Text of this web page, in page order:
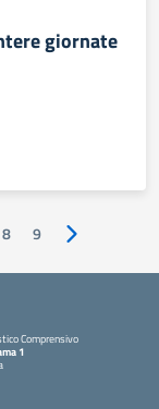
giornate
8 9 Pagina
Comprensivo
1